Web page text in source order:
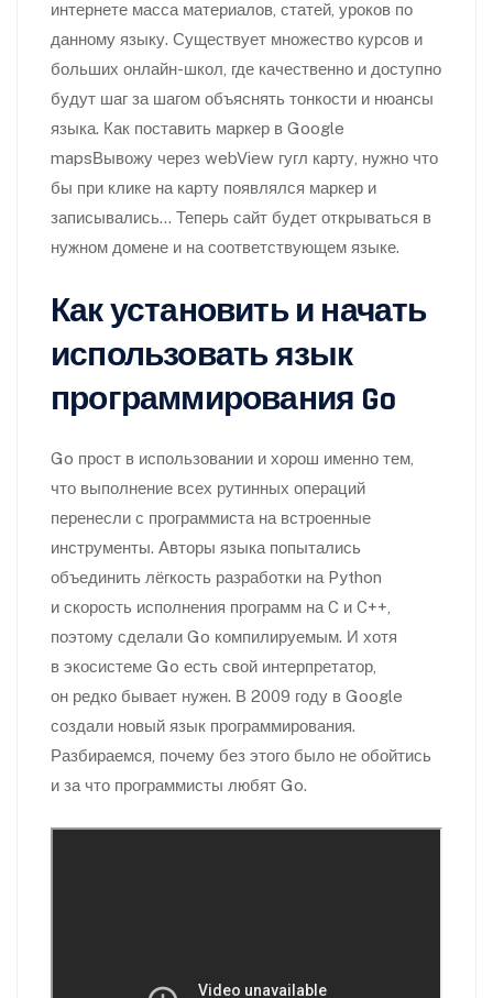
интернете масса материалов, статей, уроков по
данному языку. Существует множество курсов и
больших онлайн-школ, где качественно и доступно
будут шаг за шагом объяснять тонкости и нюансы
языка. Как поставить маркер в Google
mapsВывожу через webView гугл карту, нужно что
бы при клике на карту появлялся маркер и
записывались… Теперь сайт будет открываться в
нужном домене и на соответствующем языке.
Как установить и начать
использовать язык
программирования Go
Go прост в использовании и хорош именно тем,
что выполнение всех рутинных операций
перенесли с программиста на встроенные
инструменты. Авторы языка попытались
объединить лёгкость разработки на Python
и скорость исполнения программ на C и C++,
поэтому сделали Go компилируемым. И хотя
в экосистеме Go есть свой интерпретатор,
он редко бывает нужен. В 2009 году в Google
создали новый язык программирования.
Разбираемся, почему без этого было не обойтись
и за что программисты любят Go.